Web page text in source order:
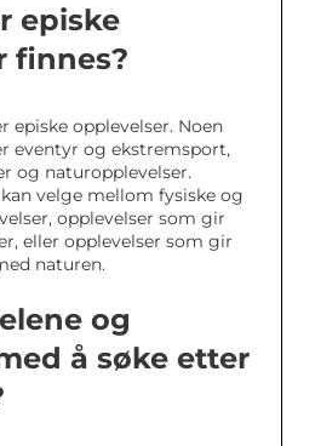
episke
finnes?
episke opplevelser. Noen
eventyr og ekstremsport,
og naturopplevelser.
velge mellom fysiske og
opplevelser som gir
eller opplevelser som gir
naturen.
og
å søke etter